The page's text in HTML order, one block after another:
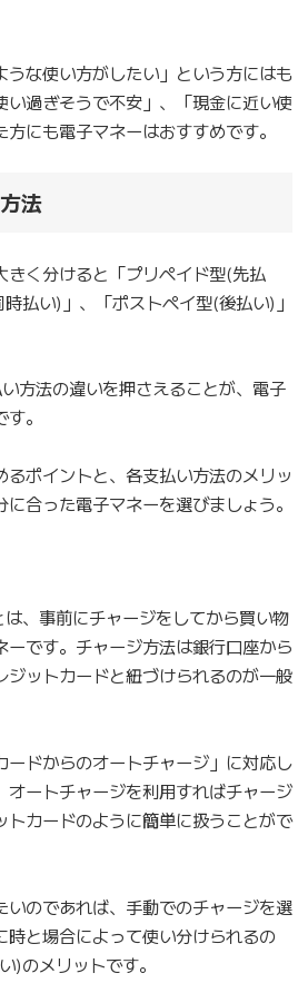
うな使い方がしたい」という方にはも
い過ぎそうで不安」、「現金に近い使
にも電子マネーはおすすめです。
法
きく分けると「プリペイド型(先払
払い)」、「ポストペイ型(後払い)」
方法の違いを押さえることが、電子
。
るポイントと、各支払い方法のメリッ
合った電子マネーを選びましょう。
、事前にチャージをしてから買い物
ーです。チャージ方法は銀行口座から
ジットカードと紐づけられるのが一般
ードからのオートチャージ」に対応し
オートチャージを利用すればチャージ
トカードのように簡単に扱うことがで
いのであれば、手動でのチャージを選
時と場合によって使い分けられるの
)のメリットです。